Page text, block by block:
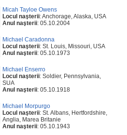
Micah Tayloe Owens
Locul naşterii: Anchorage, Alaska, USA
Anul naşterii: 05.10.2004
Michael Caradonna
Locul naşterii: St. Louis, Missouri, USA
Anul naşterii: 05.10.1973
Michael Enserro
Locul naşterii: Soldier, Pennsylvania,
SUA
Anul naşterii: 05.10.1918
Michael Morpurgo
Locul naşterii: St. Albans, Hertfordshire,
Anglia, Marea Britanie
Anul naşterii: 05.10.1943